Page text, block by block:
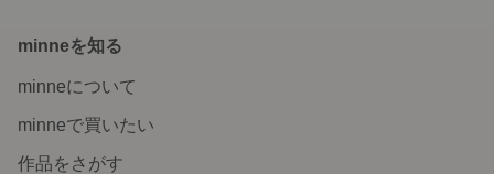
minneを知る
minneについて
minneで買いたい
作品をさがす